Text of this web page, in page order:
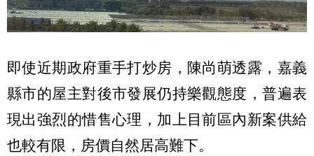
即使近期政府重手打炒房，陳尚萌透露，嘉義
縣市的屋主對後市發展仍持樂觀態度，普遍表
現出強烈的惜售心理，加上目前區內新案供給
也較有限，房價自然居高難下。